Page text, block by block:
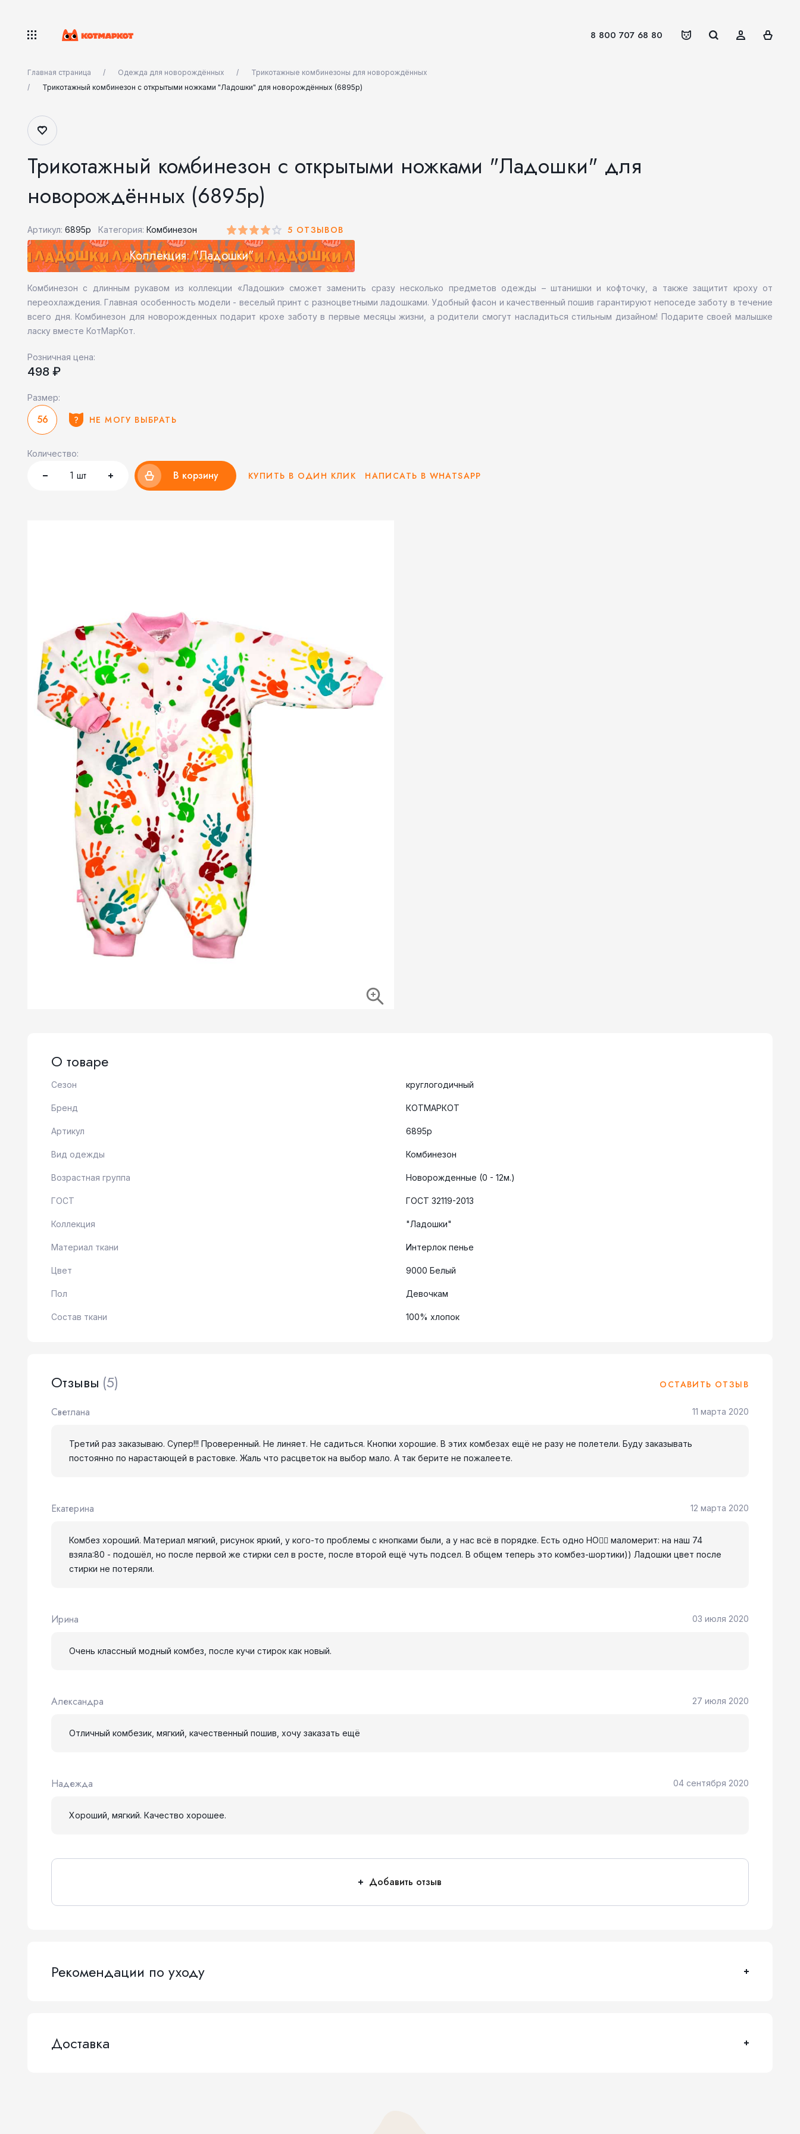
8 800 707 68 80
Главная страница Одежда для новорождённых
Трикотажные комбинезоны для новорождённых
Трикотажный комбинезон с открытыми ножками "Ладошки" для новорождённых (6895р)
Трикотажный комбинезон с открытыми ножками "Ладошки" для
новорождённых (6895р)
Артикул: 6895р Категория: Комбинезон 5 ОТЗЫВОВ
Коллекция: "Ладошки"
Комбинезон с длинным рукавом из коллекции «Ладошки» сможет заменить сразу несколько предметов одежды – штанишки и кофточку, а также защитит кроху от
переохлаждения. Главная особенность модели - веселый принт с разноцветными ладошками. Удобный фасон и качественный пошив гарантируют непоседе заботу в течение
всего дня. Комбинезон для новорожденных подарит крохе заботу в первые месяцы жизни, а родители смогут насладиться стильным дизайном! Подарите своей малышке
ласку вместе КотМарКот.
Розничная цена:
498 ₽
Размер:
56 НЕ МОГУ ВЫБРАТЬ
Количество:
1 шт В корзину КУПИТЬ В ОДИН КЛИК НАПИСАТЬ В WHATSAPP
О товаре
Сезон круглогодичный
Бренд КОТМАРКОТ
Артикул 6895р
Вид одежды Комбинезон
Возрастная группа Новорожденные (0 - 12м.)
ГОСТ ГОСТ 32119-2013
Коллекция "Ладошки"
Материал ткани Интерлок пенье
Цвет 9000 Белый
Пол Девочкам
Состав ткани 100% хлопок
Отзывы (5) ОСТАВИТЬ ОТЗЫВ
Светлана 11 марта 2020
Третий раз заказываю. Супер!!! Проверенный. Не линяет. Не садиться. Кнопки хорошие. В этих комбезах ещё не разу не полетели. Буду заказывать
постоянно по нарастающей в растовке. Жаль что расцветок на выбор мало. А так берите не пожалеете.
Екатерина 12 марта 2020
Комбез хороший. Материал мягкий, рисунок яркий, у кого-то проблемы с кнопками были, а у нас всё в порядке. Есть одно НО☝🏼 маломерит: на наш 74
взяла:80 - подошёл, но после первой же стирки сел в росте, после второй ещё чуть подсел. В общем теперь это комбез-шортики)) Ладошки цвет после
стирки не потеряли.
Ирина 03 июля 2020
Очень классный модный комбез, после кучи стирок как новый.
Александра 27 июля 2020
Отличный комбезик, мягкий, качественный пошив, хочу заказать ещё
Надежда 04 сентября 2020
Хороший, мягкий. Качество хорошее.
Добавить отзыв
Рекомендации по уходу
Доставка